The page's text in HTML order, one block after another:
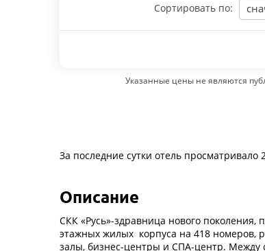
Сортировать по:
Указанные цены не являются
За последние сутки отель
Описание
СКК «Русь»-здравница нового поколения,
этажных жилых корпуса на 418 номеров,
залы, бизнес-центры и СПА-центр. Между